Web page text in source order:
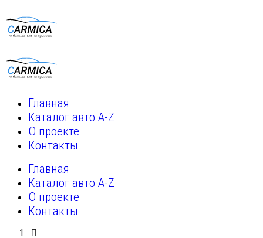
Главная
Каталог авто A-Z
О проекте
Контакты
Главная
Каталог авто A-Z
О проекте
Контакты